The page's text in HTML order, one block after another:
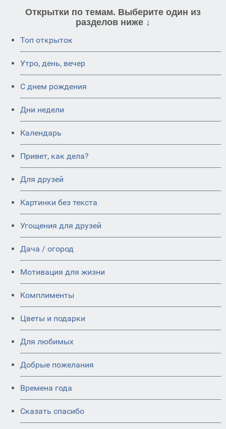
Открытки по темам. Выберите один из
разделов ниже ↓
Топ открыток
Утро, день, вечер
C днем рождения
Дни недели
Календарь
Привет, как дела?
Для друзей
Картинки без текста
Угощения для друзей
Дача / огород
Мотивация для жизни
Комплименты
Цветы и подарки
Для любимых
Добрые пожелания
Времена года
Сказать спасибо